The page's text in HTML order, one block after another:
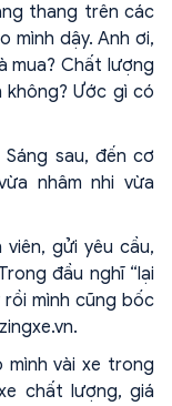
thang trên các
mình dậy. Anh ơi,
mua? Chất lượng
không? Ước gì có
sau, đến cơ
nhâm nhi vừa
gửi yêu cầu,
đầu nghĩ “lại
mình cũng bốc
mình vài xe trong
chất lượng, giá